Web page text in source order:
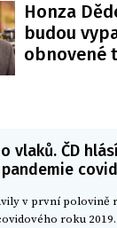
Honza
budou
obnovené
vlaků. ČD
v první polovině
roku